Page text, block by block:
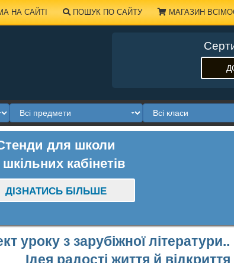
НА САЙТІ ПОШУК ПО САЙТУ МАГАЗИН
для школи
шкільних кабінетів
ДІЗНАТИСЬ БІЛЬШЕ
уроку з зарубіжної
Ідея радості життя й відкриття